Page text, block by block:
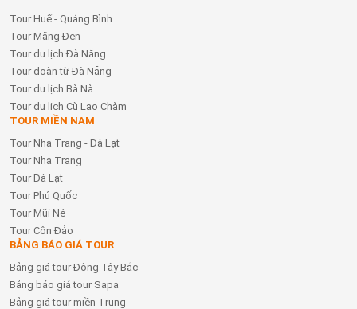
Tour Huế - Quảng Bình
Tour Măng Đen
Tour du lịch Đà Nẵng
Tour đoàn từ Đà Nẵng
Tour du lịch Bà Nà
Tour du lịch Cù Lao Chàm
TOUR MIỀN NAM
Tour Nha Trang - Đà Lạt
Tour Nha Trang
Tour Đà Lạt
Tour Phú Quốc
Tour Mũi Né
Tour Côn Đảo
BẢNG BÁO GIÁ TOUR
Bảng giá tour Đông Tây Bắc
Bảng báo giá tour Sapa
Bảng giá tour miền Trung